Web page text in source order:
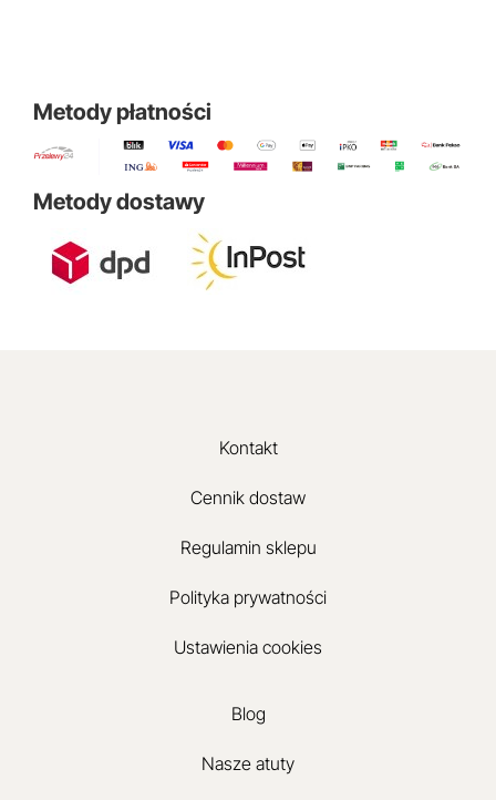
Metody płatności
Metody dostawy
Kontakt
Cennik dostaw
Regulamin sklepu
Polityka prywatności
Ustawienia cookies
Blog
Nasze atuty